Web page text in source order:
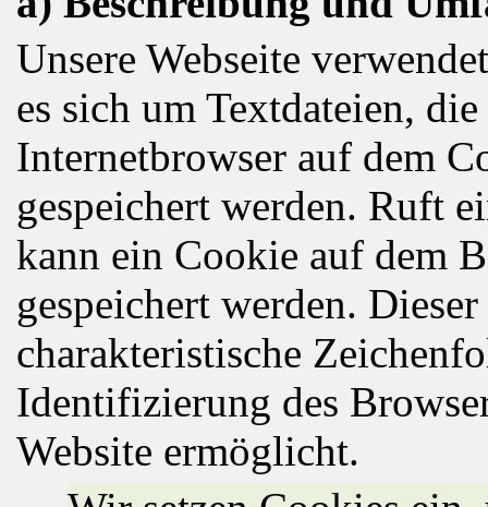
Unsere Webseite
es sich um Textdateien,
Internetbrowser auf dem
gespeichert werden. Ruft
kann ein Cookie auf dem
gespeichert werden.
charakteristische
Identifizierung des
Website ermöglicht.